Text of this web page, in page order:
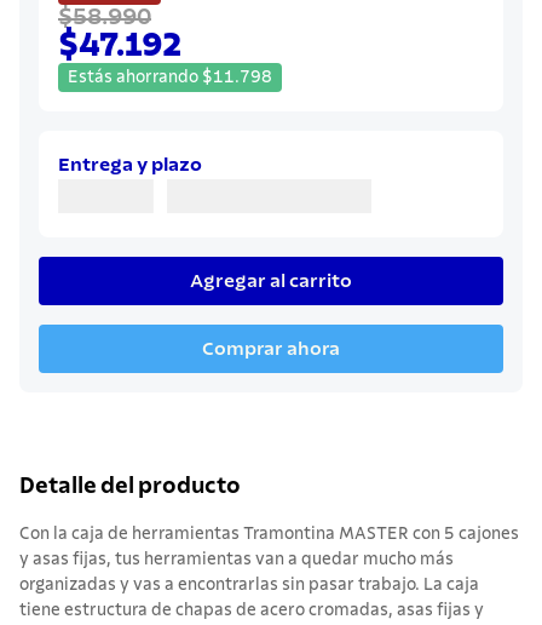
$58.990
$47.192
Estás ahorrando $11.798
Entrega y plazo
Agregar al carrito
Comprar ahora
Detalle del producto
Con la caja de herramientas Tramontina MASTER con 5 cajones
y asas fijas, tus herramientas van a quedar mucho más
organizadas y vas a encontrarlas sin pasar trabajo. La caja
tiene estructura de chapas de acero cromadas, asas fijas y
10. termo